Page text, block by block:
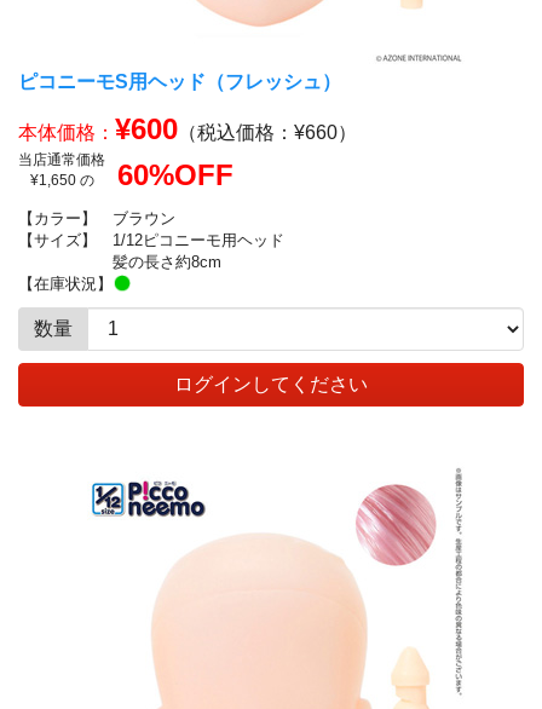
ピコニーモS用ヘッド（フレッシュ）
本体価格： ¥600 （税込価格：¥660）
当店通常価格
¥1,650 の
60%OFF
【カラー】
ブラウン
【サイズ】
1/12ピコニーモ用ヘッド
髪の長さ約8cm
【在庫状況】
数量
ログインしてください